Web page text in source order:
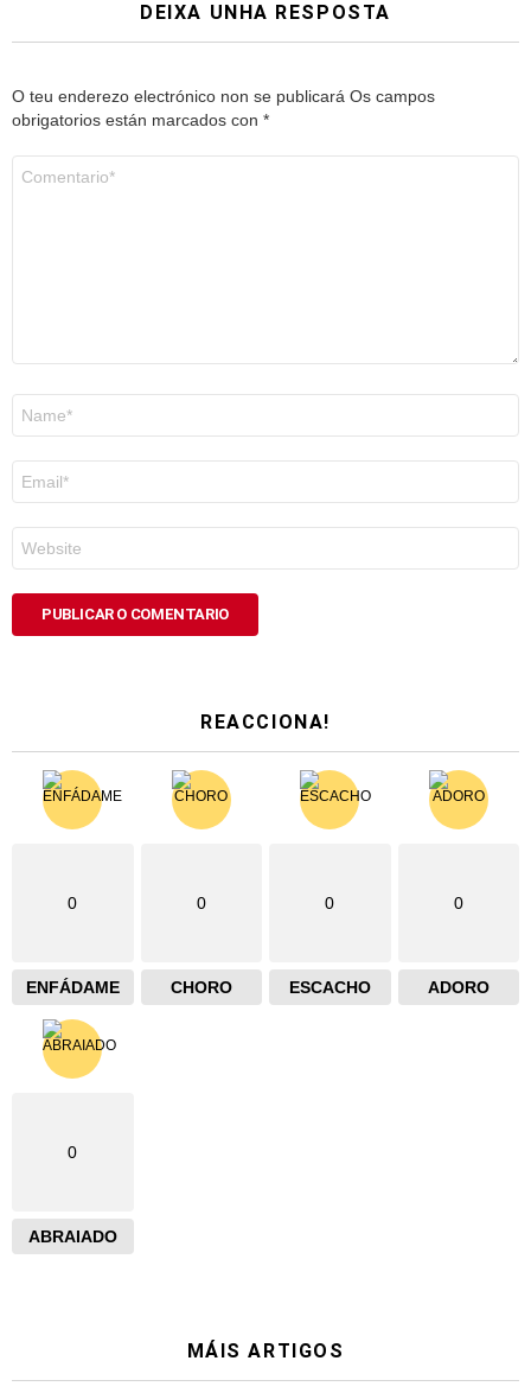
DEIXA UNHA RESPOSTA
O teu enderezo electrónico non se publicará Os campos
obrigatorios están marcados con *
electrónico
*
REACCIONA!
0
ENFÁDAME
0
CHORO
0
ESCACHO
0
ADORO
0
ABRAIADO
MÁIS ARTIGOS